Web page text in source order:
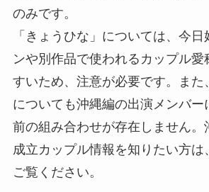
のみです。
「きょうひな」については、今
ンや別作品で使われるカップル愛
すいため、注意が必要です。また
についても沖縄編の出演メンバー
前の組み合わせが存在しません。
成立カップル情報を知りたい方は
ご覧ください。